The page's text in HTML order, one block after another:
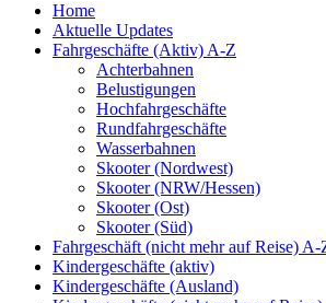
Home
Aktuelle Updates
Fahrgeschäfte (Aktiv) A-Z
Achterbahnen
Belustigungen
Hochfahrgeschäfte
Rundfahrgeschäfte
Wasserbahnen
Skooter (Nordwest)
Skooter (NRW/Hessen)
Skooter (Ost)
Skooter (Süd)
Fahrgeschäft (nicht mehr auf Reise) A-
Kindergeschäfte (aktiv)
Kindergeschäfte (Ausland)